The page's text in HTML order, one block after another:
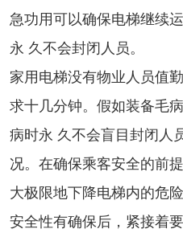
急功用可以确保电梯继续
永 久不会封闭人员。
家用电梯没有物业人员值
求十几分钟。假如装备毛
病时永 久不会盲目封闭人
况。在确保乘客安全的前
大极限地下降电梯内的危
安全性有确保后，紧接着